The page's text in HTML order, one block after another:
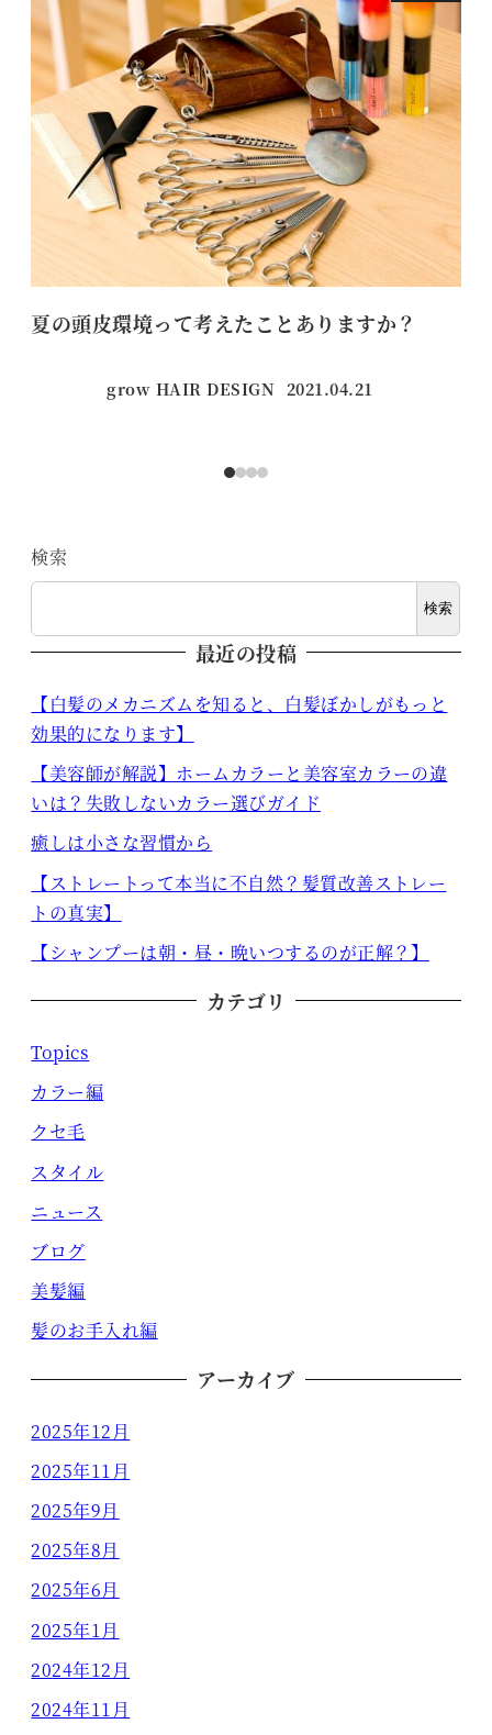
夏の頭皮環境って考えたことありますか？
grow HAIR DESIGN 投稿日
2021.04.21
検索
検索
最近の投稿
【白髪のメカニズムを知ると、白髪ぼかしがもっと
効果的になります】
【美容師が解説】ホームカラーと美容室カラーの違
いは？失敗しないカラー選びガイド
癒しは小さな習慣から
【ストレートって本当に不自然？髪質改善ストレー
トの真実】
【シャンプーは朝・昼・晩いつするのが正解？】
カテゴリ
Topics
カラー編
クセ毛
スタイル
ニュース
ブログ
美髪編
髪のお手入れ編
アーカイブ
2025年12月
2025年11月
2025年9月
2025年8月
2025年6月
2025年1月
2024年12月
2024年11月